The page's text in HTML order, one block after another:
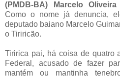
(PMDB-BA) Marcelo
Como o nome já denuncia,
deputado baiano Marcelo
o Tiriricão.
Tiririca pai, há coisa de quatro
Federal, acusado de fazer
mantém ou mantinha